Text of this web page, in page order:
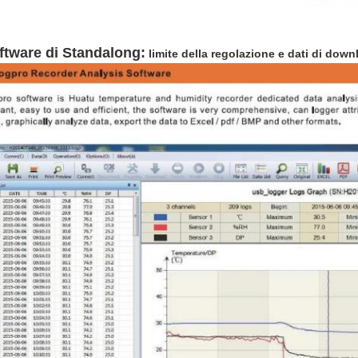
di Standalong: limite della regolazione e dati di